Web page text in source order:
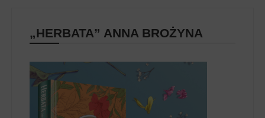
„HERBATA” ANNA BROŻYNA